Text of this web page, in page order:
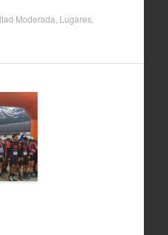
Moderada Lugares,